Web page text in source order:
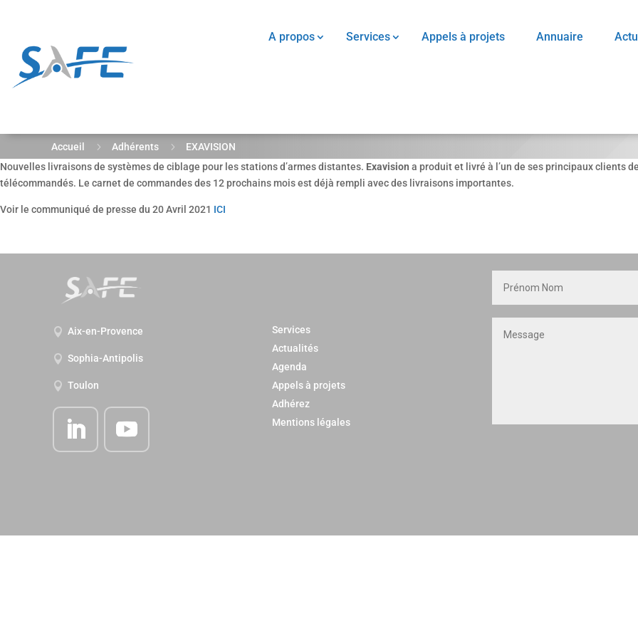
A propos Services Appels à projets Annuaire
Accueil 5 Adhérents 5
EXAVISION
Nouvelles livraisons de systèmes de ciblage pour les stations d’armes distantes. Exavision a produit et livré à l’un de ses principaux clients
télécommandés. Le carnet de commandes des 12 prochains mois est déjà rempli avec des livraisons importantes.
Voir le communiqué de presse du 20 Avril 2021 ICI
 Aix-en-Provence
 Sophia-Antipolis
 Toulon
Services
Actualités
Agenda
Appels à projets
Adhérez
Mentions légales